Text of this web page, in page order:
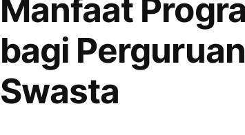
Manfaat
bagi
Swasta